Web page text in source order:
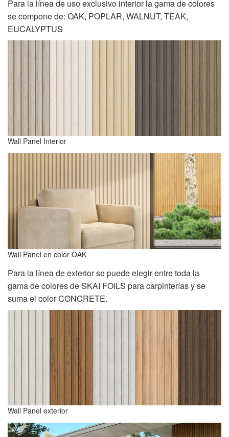
Para la línea de uso exclusivo interior la gama de colores
se compone de: OAK, POPLAR, WALNUT, TEAK,
EUCALYPTUS
Wall Panel Interior
Wall Panel en color OAK
Para la línea de exterior se puede elegir entre toda la
gama de colores de SKAI FOILS para carpinterías y se
suma el color CONCRETE.
Wall Panel exterior